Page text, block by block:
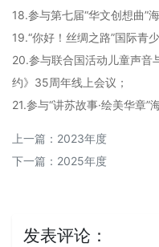
18.参与第七届“华文创想曲”
19.“你好！丝绸之路”国际青
20.参与联合国活动儿童声音
约》35周年线上会议；
21.参与“讲苏故事·绘美华章”
上一篇： 2023年度
下一篇： 2025年度
发表评论：